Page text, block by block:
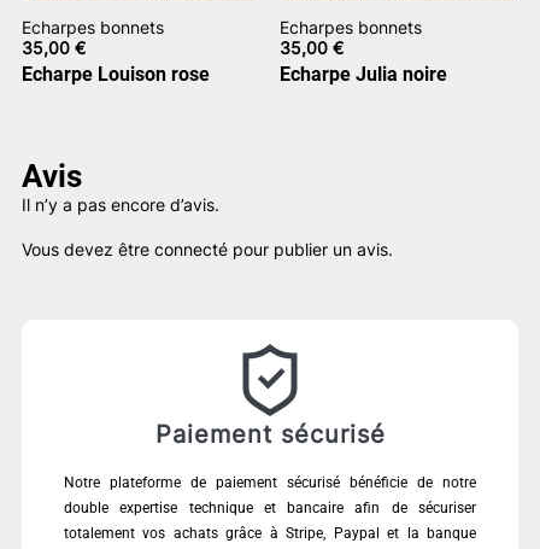
Echarpes bonnets
35,00 €
Echarpe Louison rose
Echarpes bonnets
35,00€
Echarpe Julia noire
Avis
Il n’y a pas encore d’avis.
Vous devez être connecté pour publier un avis.
Paiement sécurisé
Notre plateforme de paiement sécurisé bénéficie de notre
double expertise technique et bancaire afin de sécuriser
totalement vos achats grâce à Stripe, Paypal et la banque